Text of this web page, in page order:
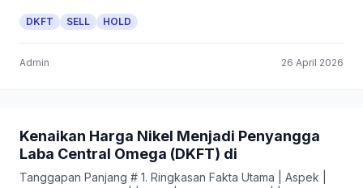
DKFT SELL HOLD
Admin 26 April 2026
Kenaikan Harga Nikel Menjadi Penyangga
Laba Central Omega (DKFT) di
Tanggapan Panjang # 1. Ringkasan Fakta Utama | Aspek |